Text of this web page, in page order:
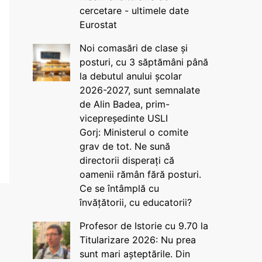
cercetare - ultimele date
Eurostat
Noi comasări de clase și
posturi, cu 3 săptămâni până
la debutul anului școlar
2026-2027, sunt semnalate
de Alin Badea, prim-
vicepreședinte USLI
Gorj: Ministerul o comite
grav de tot. Ne sună
directorii disperați că
oamenii rămân fără posturi.
Ce se întâmplă cu
învățătorii, cu educatorii?
Profesor de Istorie cu 9.70 la
Titularizare 2026: Nu prea
sunt mari așteptările. Din